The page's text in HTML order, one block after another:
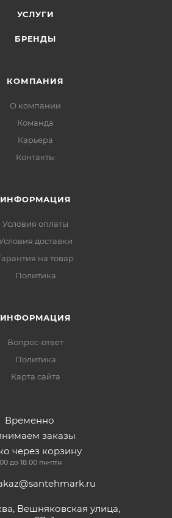
УСЛУГИ
БРЕНДЫ
КОМПАНИЯ
О компании
Команда
Карьера
Контакты
ИНФОРМАЦИЯ
Условия оплаты
доставки
на товар
Политика
ИНФОРМАЦИЯ
Вопрос-ответ
Политика
Карта сайта
Временно
заказы
через корзину
до 18:00 пн-птн
Вешняковская улица,